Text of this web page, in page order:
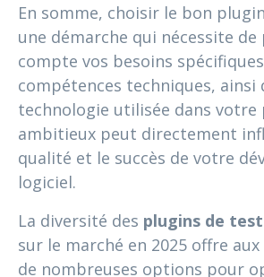
En somme, choisir le bon
une démarche qui nécessite de
compte vos besoins
compétences techniques, ainsi
technologie utilisée dans votre
ambitieux peut directement
qualité et le succès de votre
logiciel.
La diversité des plugins de test
sur le marché en 2025 offre
de nombreuses options pour